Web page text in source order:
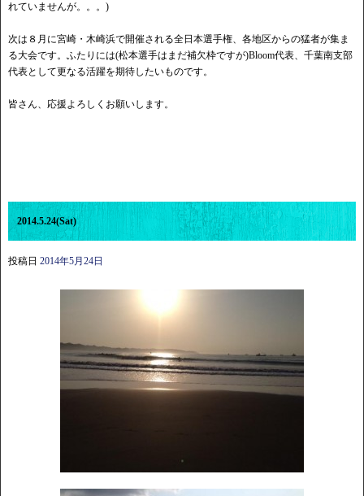
れていませんが。。。)
次は８月に宮崎・木崎浜で開催される全日本選手権、各地区からの猛者が集ま
る大会です。ふたりには(松本選手はまだ補欠枠ですが)Bloom代表、千葉南支部
代表として更なる活躍を期待したいものです。
皆さん、応援よろしくお願いします。
2014.5.24(Sat)
投稿日 2014年5月24日